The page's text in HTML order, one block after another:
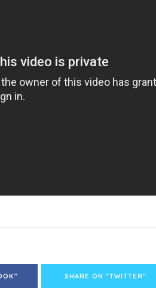
SHARE ON ”TWITTER”